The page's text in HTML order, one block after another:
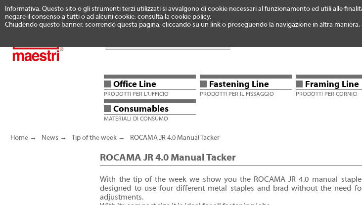
Informativa. Questo sito o gli strumenti terzi utilizzati si avvalgono di cookie necessari al funzionamento ed utili alle
negare il consenso a tutti o ad alcuni cookie, consulta la cookie policy.
Chiudendo questo banner, scorrendo questa pagina, cliccando su un link o proseguendo la navigazione in altra maniera,
HOME NEWS UNTERNEHMEN KATALOG MEDIA
Office Line
PRODOTTI PER L'UFFICIO
Fastening Line
PRODOTTI PER IL FISSAGGIO
Framing Line
PRODOTTI PER CORNICI
Consumables
MATERIALI DI CONSUMO
Home → News → Tip of the week → ROCAMA JR 4.0 Manual Tacker
ROCAMA JR 4.0 Manual Tacker
With the tip of the week we show you the ROCAMA JR 4.0 manual
designed to use four different metal staples and brad without the need
adjustments.